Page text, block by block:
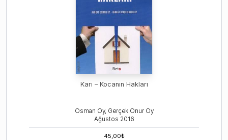
Karı – Kocanın Hakları
Osman Oy, Gerçek Onur Oy
Ağustos 2016
45,00₺